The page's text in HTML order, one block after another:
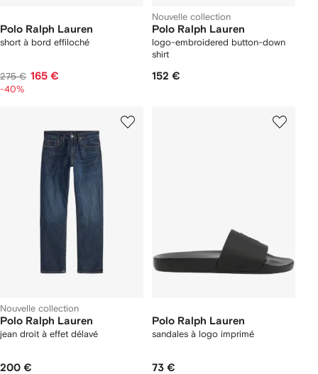
Polo Ralph Lauren
short à bord effiloché
275 € 165 €
-40%
Nouvelle collection
Polo Ralph Lauren
logo-embroidered button-down
shirt
152 €
Nouvelle collection
Polo Ralph Lauren
jean droit à effet délavé
200 €
Polo Ralph Lauren
sandales à logo imprimé
73 €